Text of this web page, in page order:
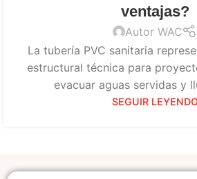
ventajas?
Autor WAC
La tubería PVC sanitaria
estructural técnica para
evacuar aguas servidas y
SEGUIR